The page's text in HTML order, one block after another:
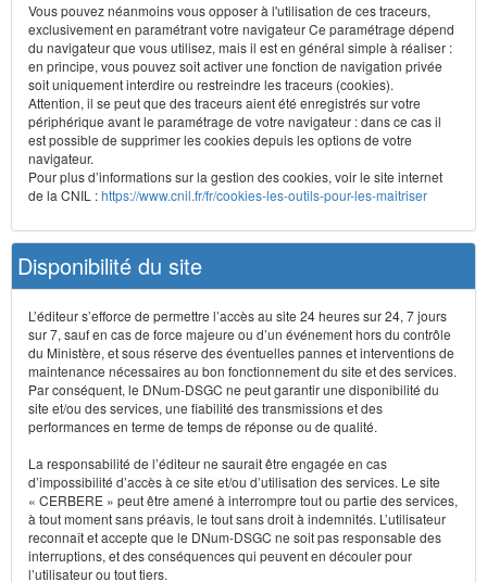
Vous pouvez néanmoins vous opposer à l'utilisation de ces traceurs,
exclusivement en paramétrant votre navigateur Ce paramétrage dépend
du navigateur que vous utilisez, mais il est en général simple à réaliser :
en principe, vous pouvez soit activer une fonction de navigation privée
soit uniquement interdire ou restreindre les traceurs (cookies).
Attention, il se peut que des traceurs aient été enregistrés sur votre
périphérique avant le paramétrage de votre navigateur : dans ce cas il
est possible de supprimer les cookies depuis les options de votre
navigateur.
Pour plus d’informations sur la gestion des cookies, voir le site internet
de la CNIL :https://www.cnil.fr/fr/cookies-les-outils-pour-les-maitriser
Disponibilité du site
L’éditeur s’efforce de permettre l’accès au site 24 heures sur 24, 7 jours
sur 7, sauf en cas de force majeure ou d’un événement hors du contrôle
du Ministère, et sous réserve des éventuelles pannes et interventions de
maintenance nécessaires au bon fonctionnement du site et des services.
Par conséquent, le DNum-DSGC ne peut garantir une disponibilité du
site et/ou des services, une fiabilité des transmissions et des
performances en terme de temps de réponse ou de qualité.
La responsabilité de l’éditeur ne saurait être engagée en cas
d’impossibilité d’accès à ce site et/ou d’utilisation des services. Le site
« CERBERE » peut être amené à interrompre tout ou partie des services,
à tout moment sans préavis, le tout sans droit à indemnités. L’utilisateur
reconnaît et accepte que le DNum-DSGC ne soit pas responsable des
interruptions, et des conséquences qui peuvent en découler pour
l’utilisateur ou tout tiers.